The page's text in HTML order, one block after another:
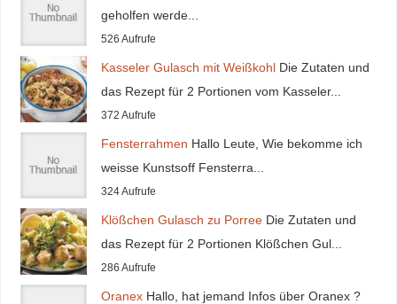
geholfen werde...
526 Aufrufe
Kasseler Gulasch mit Weißkohl Die Zutaten und
das Rezept für 2 Portionen vom Kasseler...
372 Aufrufe
Fensterrahmen Hallo Leute, Wie bekomme ich
weisse Kunstsoff Fensterra...
324 Aufrufe
Klößchen Gulasch zu Porree Die Zutaten und
das Rezept für 2 Portionen Klößchen Gul...
286 Aufrufe
Oranex Hallo, hat jemand Infos über Oranex ?